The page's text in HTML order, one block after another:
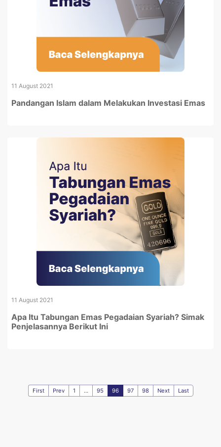
11 August 2021
Pandangan Islam dalam Melakukan Investasi Emas
11 August 2021
Apa Itu Tabungan Emas Pegadaian Syariah? Simak
Penjelasannya Berikut Ini
First Prev 1 ... 95 96 97 98 Next Last